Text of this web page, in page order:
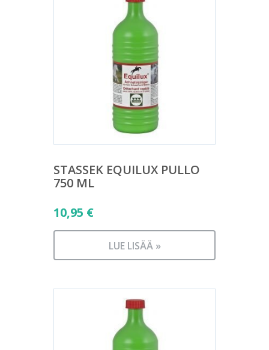
STASSEK EQUILUX PULLO
750 ML
10,95 €
LUE LISÄÄ »